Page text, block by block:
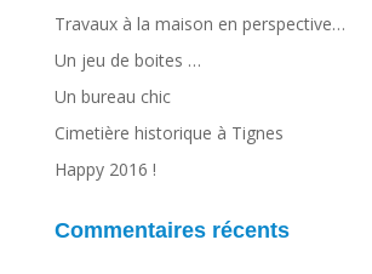
Travaux à la maison en perspective…
Un jeu de boites …
Un bureau chic
Cimetière historique à Tignes
Happy 2016 !
Commentaires récents